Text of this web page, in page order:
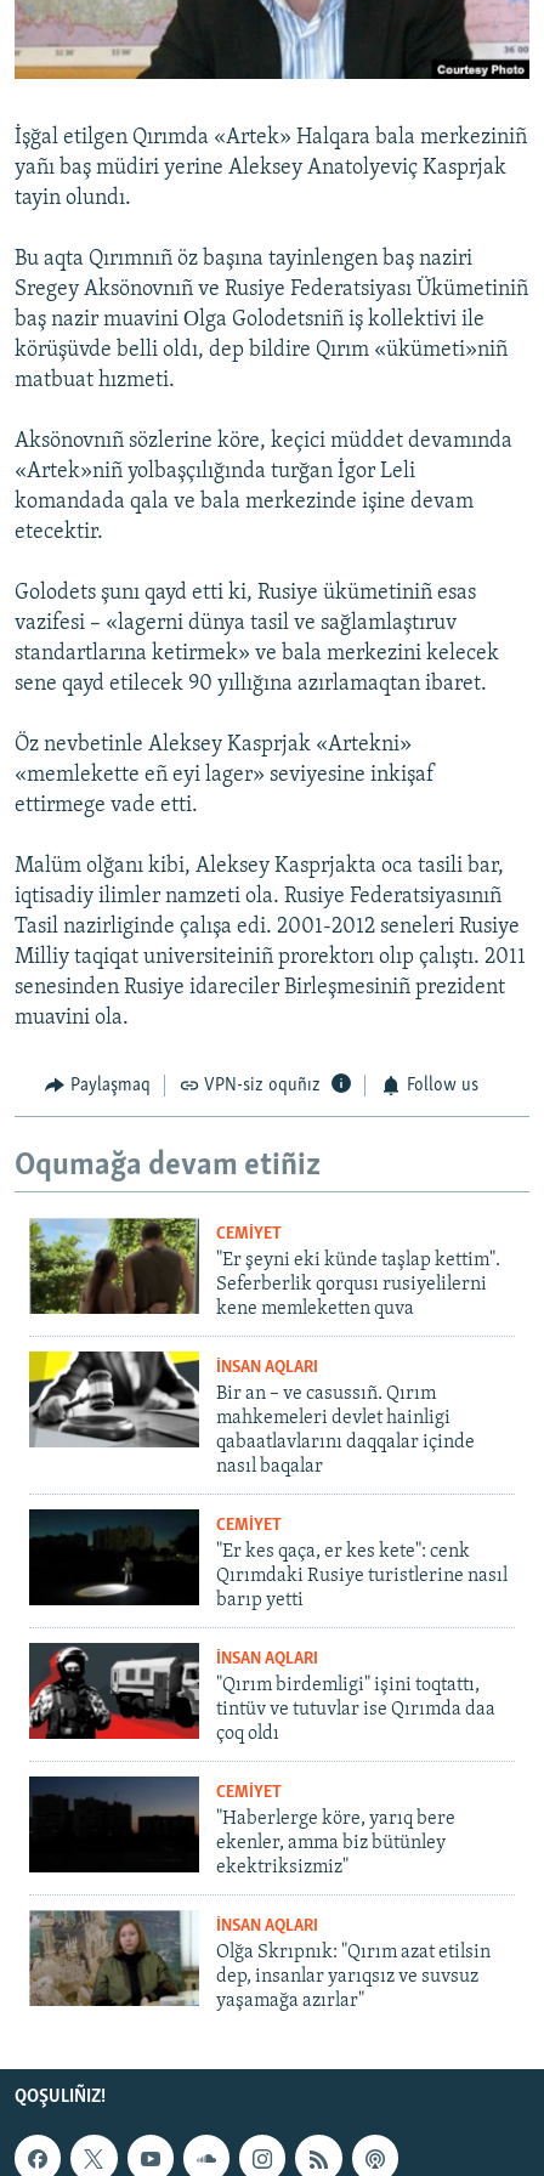
Русский
Українською
QOŞULIÑIZ!
RFE/RS bütün saytları
İşğal etilgen Qırımda «Artek» Halqara bala merkeziniñ
yañı baş müdiri yerine Aleksey Anatolyeviç Kasprjak
tayin olundı.
Bu aqta Qırımnıñ öz başına tayinlengen baş naziri
Sregey Aksönovnıñ ve Rusiye Federatsiyası Ükümetiniñ
baş nazir muavini Оlga Golodetsniñ iş kollektivi ile
körüşüvde belli oldı, dep bildire Qırım «ükümeti»niñ
matbuat hızmeti.
Aksönovnıñ sözlerine köre, keçici müddet devamında
«Artek»niñ yolbaşçılığında turğan İgor Leli
komandada qala ve bala merkezinde işine devam
etecektir.
Golodets şunı qayd etti ki, Rusiye ükümetiniñ esas
vazifesi – «lagerni dünya tasil ve sağlamlaştıruv
standartlarına ketirmek» ve bala merkezini kelecek
sene qayd etilecek 90 yıllığına azırlamaqtan ibaret.
Öz nevbetinle Aleksey Kasprjak «Artekni»
«memlekette eñ eyi lager» seviyesine inkişaf
ettirmege vade etti.
Malüm olğanı kibi, Aleksey Kasprjakta oca tasili bar,
iqtisadiy ilimler namzeti ola. Rusiye Federatsiyasınıñ
Tasil nazirliginde çalışa edi. 2001-2012 seneleri Rusiye
Milliy taqiqat universiteiniñ prorektorı olıp çalıştı. 2011
senesinden Rusiye idareciler Birleşmesiniñ prezident
muavini ola.
Paylaşmaq VPN-siz oquñız Follow us
Oqumağa devam etiñiz
CEMİYET
"Er şeyni eki künde taşlap kettim".
Seferberlik qorqusı rusiyelilerni
kene memleketten quva
İNSAN AQLARI
Bir an – ve casussıñ. Qırım
mahkemeleri devlet hainligi
qabaatlavlarını daqqalar içinde
nasıl baqalar
CEMİYET
"Er kes qaça, er kes kete": cenk
Qırımdaki Rusiye turistlerine nasıl
barıp yetti
İNSAN AQLARI
"Qırım birdemligi" işini toqtattı,
tintüv ve tutuvlar ise Qırımda daa
çoq oldı
CEMİYET
"Haberlerge köre, yarıq bere
ekenler, amma biz bütünley
ekektriksizmiz"
İNSAN AQLARI
Olğa Skrıpnık: "Qırım azat etilsin
dep, insanlar yarıqsız ve suvsuz
yaşamağa azırlar"
QOŞULIÑIZ!